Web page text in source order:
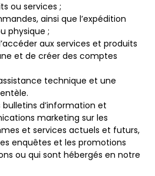
ou services ;
ainsi que l’expédition
physique ;
aux services et produits
et de créer des comptes
technique et une
bulletins d’information et
marketing sur les
et services actuels et futurs,
enquêtes et les promotions
ou qui sont hébergés en notre